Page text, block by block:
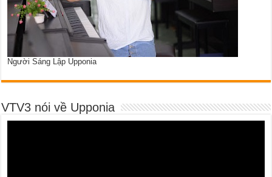
Người Sáng Lập Upponia
VTV3 nói về Upponia